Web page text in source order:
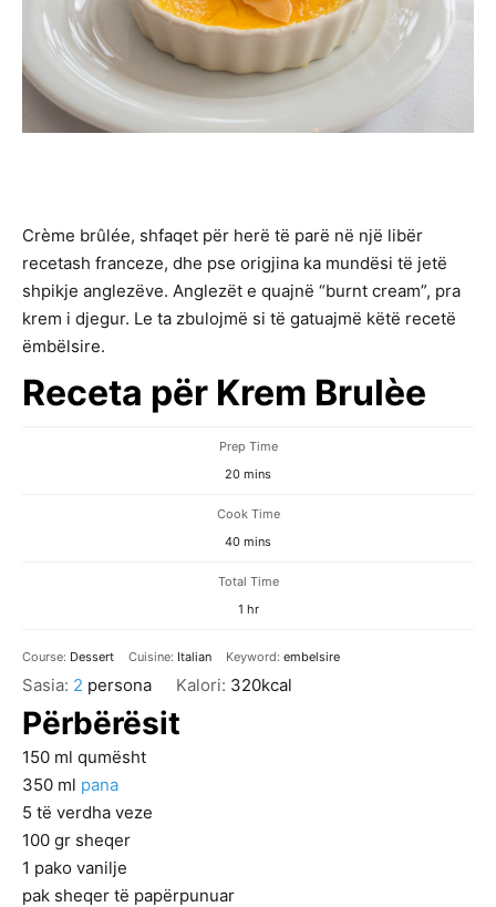
Crème brûlée, shfaqet për herë të parë në një libër
recetash franceze, dhe pse origjina ka mundësi të jetë
shpikje anglezëve. Anglezët e quajnë “burnt cream”, pra
krem i djegur. Le ta zbulojmë si të gatuajmë këtë recetë
ëmbëlsire.
Receta për Krem Brulèe
Prep Time
20minutes
mins
Cook Time
40minutes
mins
Total Time
1hour
hr
Course: Dessert Cuisine: Italian Keyword:embelsire
Sasia: 2 persona Kalori: 320kcal
Përbërësit
150 ml qumësht
350 ml pana
5 të verdha veze
100 gr sheqer
1 pako vanilje
pak sheqer të papërpunuar